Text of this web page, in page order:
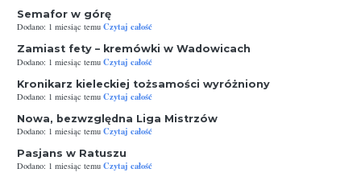
Semafor w górę
Dodano: 1 miesiąc temu Czytaj całość
Zamiast fety – kremówki w Wadowicach
Dodano: 1 miesiąc temu Czytaj całość
Kronikarz kieleckiej tożsamości wyróżniony
Dodano: 1 miesiąc temu Czytaj całość
Nowa, bezwzględna Liga Mistrzów
Dodano: 1 miesiąc temu Czytaj całość
Pasjans w Ratuszu
Dodano: 1 miesiąc temu Czytaj całość